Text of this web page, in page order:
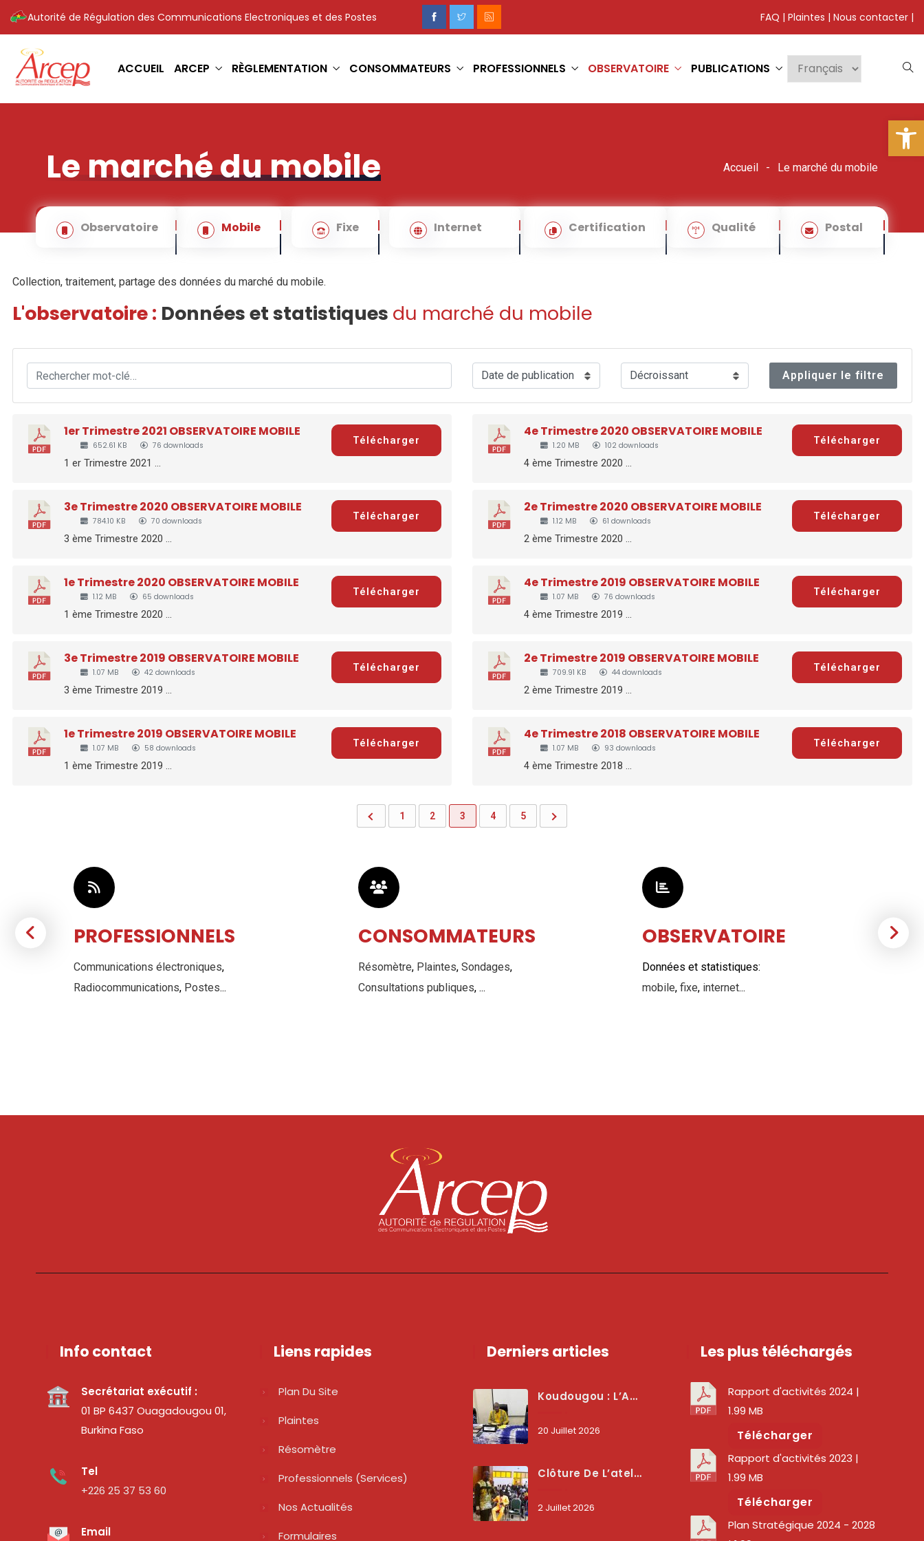
Autorité de Régulation des Communications Electroniques et des Postes FAQ | Plaintes | Nous contacter |
ACCUEIL ARCEP RÈGLEMENTATION CONSOMMATEURS PROFESSIONNELS OBSERVATOIRE PUBLICATIONS
Le marché du mobile Accueil Le marché du mobile
Observatoire Mobile Fixe Internet Certification Qualité Postal
Collection, traitement, partage des données du marché du mobile.
L'observatoire : Données et statistiques du marché du mobile
Appliquer le filtre
1er Trimestre 2021 OBSERVATOIRE MOBILE
652.61 KB 76 downloads
1 er Trimestre 2021 ...
Télécharger
4e Trimestre 2020 OBSERVATOIRE MOBILE
1.20 MB 102 downloads
4 ème Trimestre 2020 ...
Télécharger
3e Trimestre 2020 OBSERVATOIRE MOBILE
784.10 KB 70 downloads
3 ème Trimestre 2020 ...
Télécharger
2e Trimestre 2020 OBSERVATOIRE MOBILE
1.12 MB 61 downloads
2 ème Trimestre 2020 ...
Télécharger
1e Trimestre 2020 OBSERVATOIRE MOBILE
1.12 MB 65 downloads
1 ème Trimestre 2020 ...
Télécharger
4e Trimestre 2019 OBSERVATOIRE MOBILE
1.07 MB 76 downloads
4 ème Trimestre 2019 ...
Télécharger
3e Trimestre 2019 OBSERVATOIRE MOBILE
1.07 MB 42 downloads
3 ème Trimestre 2019 ...
Télécharger
2e Trimestre 2019 OBSERVATOIRE MOBILE
709.91 KB 44 downloads
2 ème Trimestre 2019 ...
Télécharger
1e Trimestre 2019 OBSERVATOIRE MOBILE
1.07 MB 58 downloads
1 ème Trimestre 2019 ...
Télécharger
4e Trimestre 2018 OBSERVATOIRE MOBILE
1.07 MB 93 downloads
4 ème Trimestre 2018 ...
Télécharger
1 2 3 4 5
PROFESSIONNELS
Communications électroniques,
Radiocommunications, Postes...
CONSOMMATEURS
Résomètre, Plaintes, Sondages,
Consultations publiques, ...
OBSERVATOIRE
Données et statistiques:
mobile, fixe, internet...
Info contact
Secrétariat exécutif :
01 BP 6437 Ouagadougou 01,
Burkina Faso
Tel
+226 25 37 53 60
Email
Liens rapides
Plan Du Site
Plaintes
Résomètre
Professionnels (services)
Nos Actualités
Formulaires
Derniers articles
Koudougou : L’ARCEP Renforce Le Dialogue Avec Les Associations De Consommateurs Pour Mieux Protéger Les Usagers
20 Juillet 2026
Clôture De L’atelier National : L’ARCEP Et Les Collectivités Territoriales Consolident Leur Partenariat Pour Booster La Qualité Des Services Numériques
2 Juillet 2026
Les plus téléchargés
Rapport d'activités 2024 |
1.99 MB
Télécharger
Rapport d'activités 2023 |
1.99 MB
Télécharger
Plan Stratégique 2024 - 2028